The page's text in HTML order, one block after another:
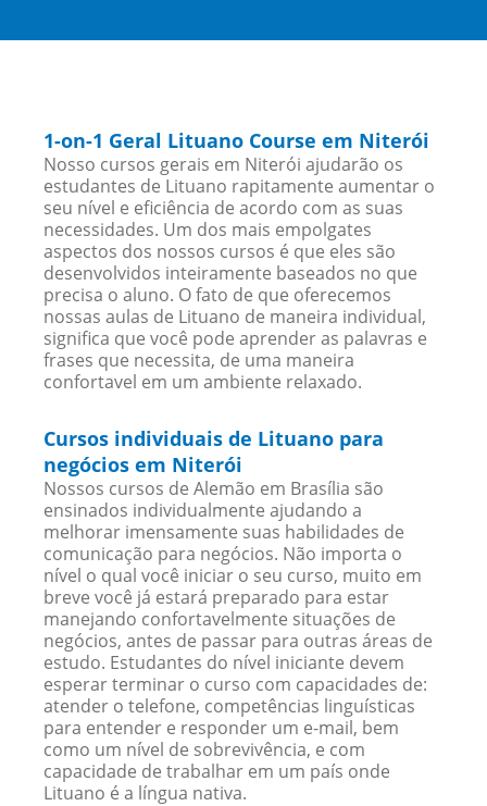
1-on-1 Geral Lituano Course em Niterói
Nosso cursos gerais em Niterói ajudarão os
estudantes de Lituano rapitamente aumentar o
seu nível e eficiência de acordo com as suas
necessidades. Um dos mais empolgates
aspectos dos nossos cursos é que eles são
desenvolvidos inteiramente baseados no que
precisa o aluno. O fato de que oferecemos
nossas aulas de Lituano de maneira individual,
significa que você pode aprender as palavras e
frases que necessita, de uma maneira
confortavel em um ambiente relaxado.
Cursos individuais de Lituano para
negócios em Niterói
Nossos cursos de Alemão em Brasília são
ensinados individualmente ajudando a
melhorar imensamente suas habilidades de
comunicação para negócios. Não importa o
nível o qual você iniciar o seu curso, muito em
breve você já estará preparado para estar
manejando confortavelmente situações de
negócios, antes de passar para outras áreas de
estudo. Estudantes do nível iniciante devem
esperar terminar o curso com capacidades de:
atender o telefone, competências linguísticas
para entender e responder um e-mail, bem
como um nível de sobrevivência, e com
capacidade de trabalhar em um país onde
Lituano é a língua nativa.